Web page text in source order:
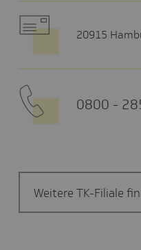
20915
0800 -
Weitere TK-Filiale